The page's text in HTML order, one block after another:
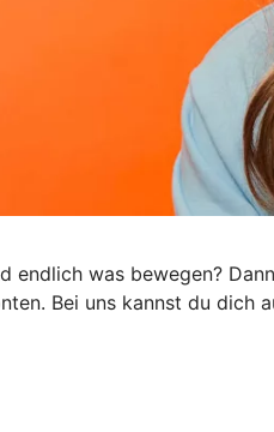
was bewegen?
Bei uns kannst du